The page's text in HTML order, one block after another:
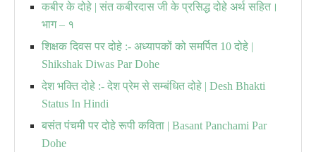
कबीर के दोहे | संत कबीरदास जी के प्रसिद्ध दोहे अर्थ सहित।
भाग – १
शिक्षक दिवस पर दोहे :- अध्यापकों को समर्पित 10 दोहे |
Shikshak Diwas Par Dohe
देश भक्ति दोहे :- देश प्रेम से सम्बंधित दोहे | Desh Bhakti
Status In Hindi
बसंत पंचमी पर दोहे रूपी कविता | Basant Panchami Par
Dohe